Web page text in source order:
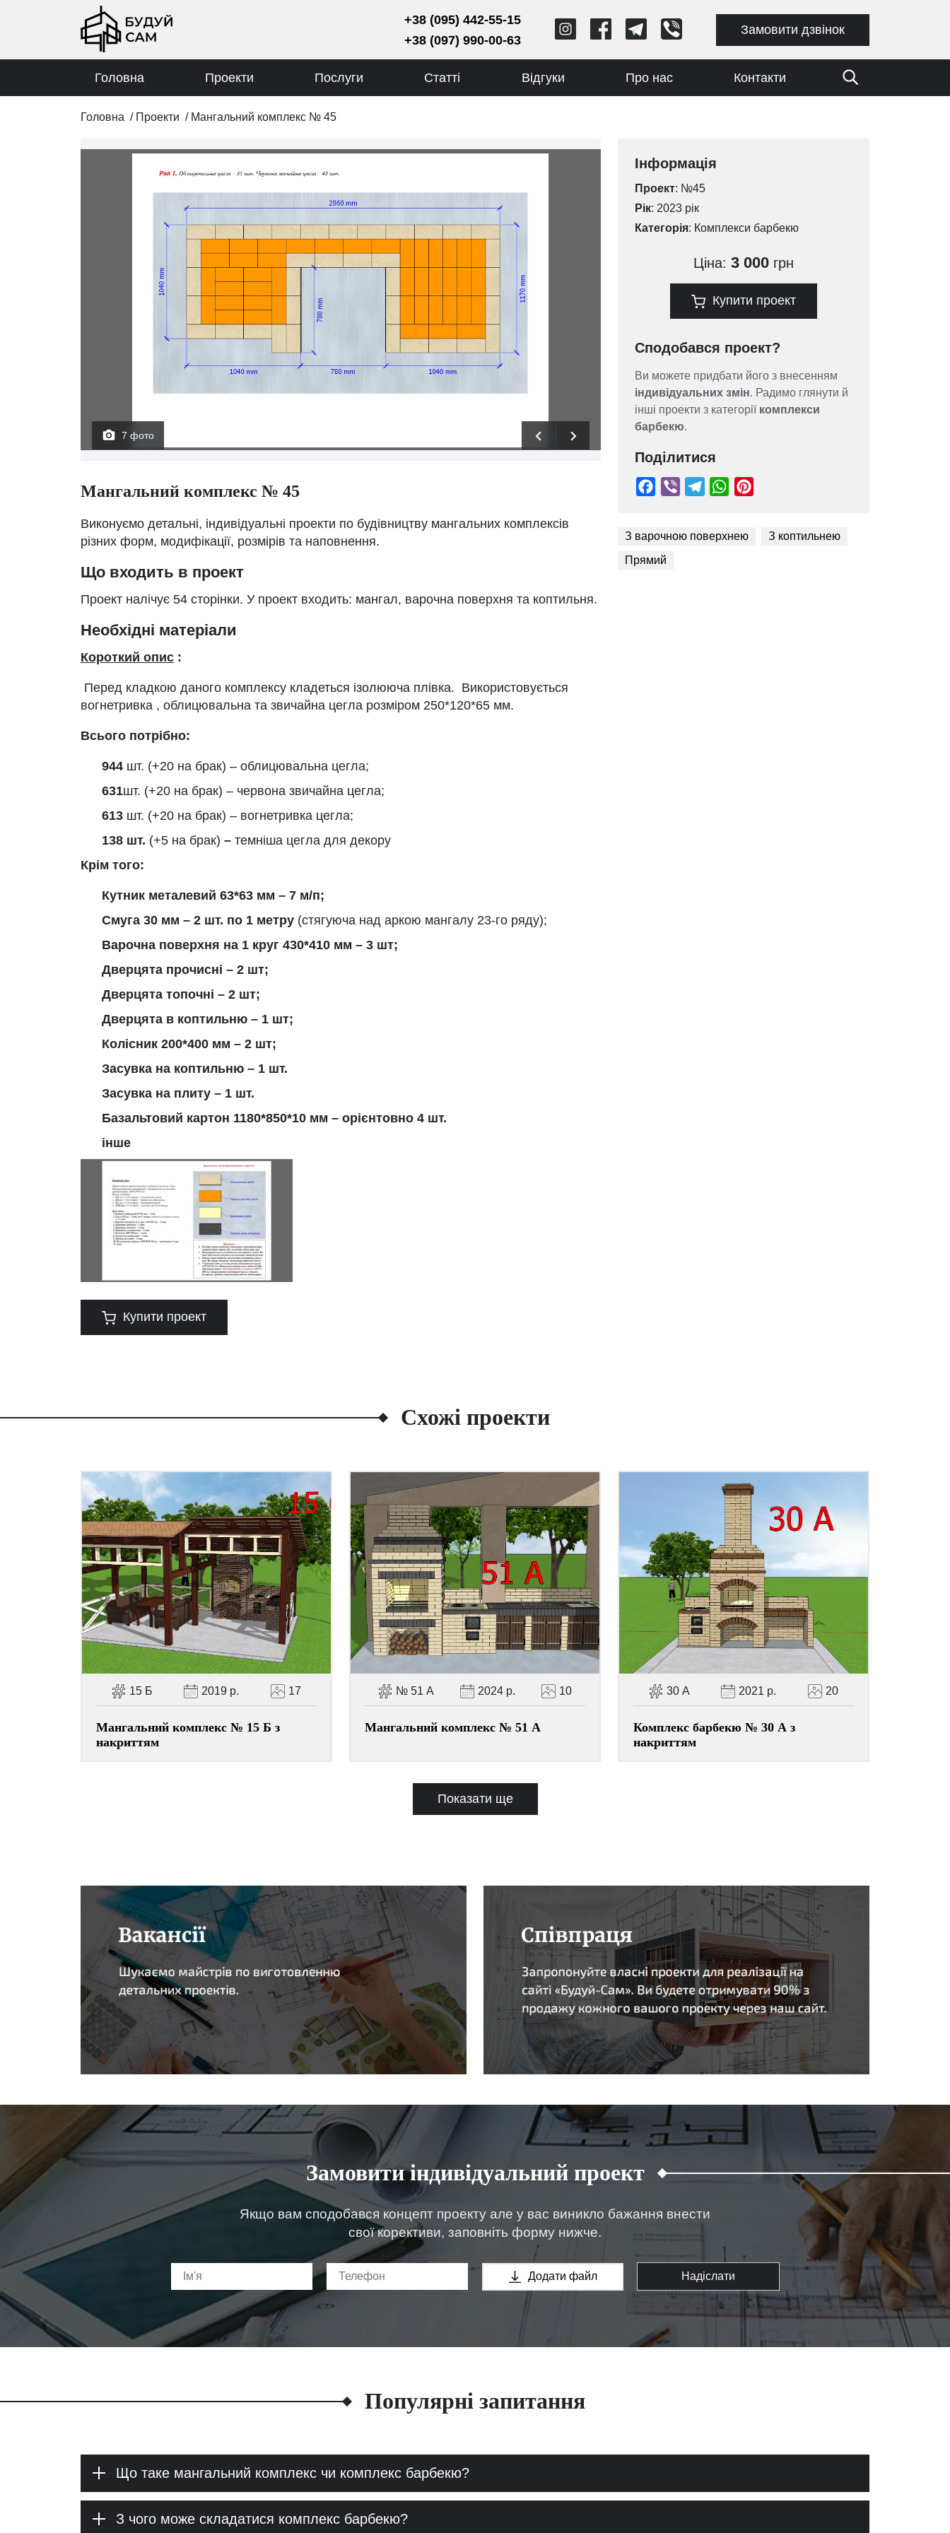
+38 (095) 442-55-15
+38 (097) 990-00-63
Замовити дзвінок
Головна Проекти Послуги Статті Відгуки Про нас Контакти
Головна / Проекти / Мангальний комплекс № 45
7 фото
Мангальний комплекс № 45
Виконуємо детальні, індивідуальні проекти по будівництву мангальних комплексів
різних форм, модифікації, розмірів та наповнення.
Що входить в проект
Проект налічує 54 сторінки. У проект входить: мангал, варочна поверхня та коптильня.
Необхідні матеріали
Короткий опис :
Перед кладкою даного комплексу кладеться ізолююча плівка. Використовується
вогнетривка , облицювальна та звичайна цегла розміром 250*120*65 мм.
Всього потрібно:
944 шт. (+20 на брак) – облицювальна цегла;
631шт. (+20 на брак) – червона звичайна цегла;
613 шт. (+20 на брак) – вогнетривка цегла;
138 шт. (+5 на брак) – темніша цегла для декору
Крім того:
Кутник металевий 63*63 мм – 7 м/п;
Смуга 30 мм – 2 шт. по 1 метру (стягуюча над аркою мангалу 23-го ряду);
Варочна поверхня на 1 круг 430*410 мм – 3 шт;
Дверцята прочисні – 2 шт;
Дверцята топочні – 2 шт;
Дверцята в коптильню – 1 шт;
Колісник 200*400 мм – 2 шт;
Засувка на коптильню – 1 шт.
Засувка на плиту – 1 шт.
Базальтовий картон 1180*850*10 мм – орієнтовно 4 шт.
інше
Купити проект
Інформація
Проект: №45
Рік: 2023 рік
Категорія: Комплекси барбекю
Ціна: 3 000 грн
Купити проект
Сподобався проект?
Ви можете придбати його з внесенням
індивідуальних змін. Радимо глянути й
інші проекти з категорії комплекси
барбекю.
Поділитися
З варочною поверхнею
З коптильнею
Прямий
Схожі проекти
15 Б 2019 р. 17
Мангальний комплекс № 15 Б з
накриттям
№ 51 А 2024 р. 10
Мангальний комплекс № 51 А
30 А 2021 р. 20
Комплекс барбекю № 30 А з
накриттям
Показати ще
Замовити індивідуальний проект
Якщо вам сподобався концепт проекту але у вас виникло бажання внести
свої корективи, заповніть форму нижче.
Додати файл Надіслати
Популярні запитання
Що таке мангальний комплекс чи комплекс барбекю?
З чого може складатися комплекс барбекю?